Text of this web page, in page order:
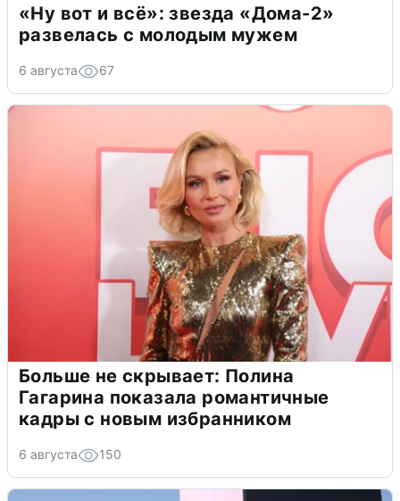
«Ну вот и всё»: звезда «Дома-2»
развелась с молодым мужем
6 августа 67
Больше не скрывает: Полина
Гагарина показала романтичные
кадры с новым избранником
6 августа 150